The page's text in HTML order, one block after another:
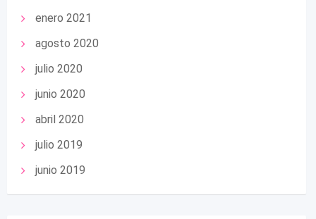
enero 2021
agosto 2020
julio 2020
junio 2020
abril 2020
julio 2019
junio 2019